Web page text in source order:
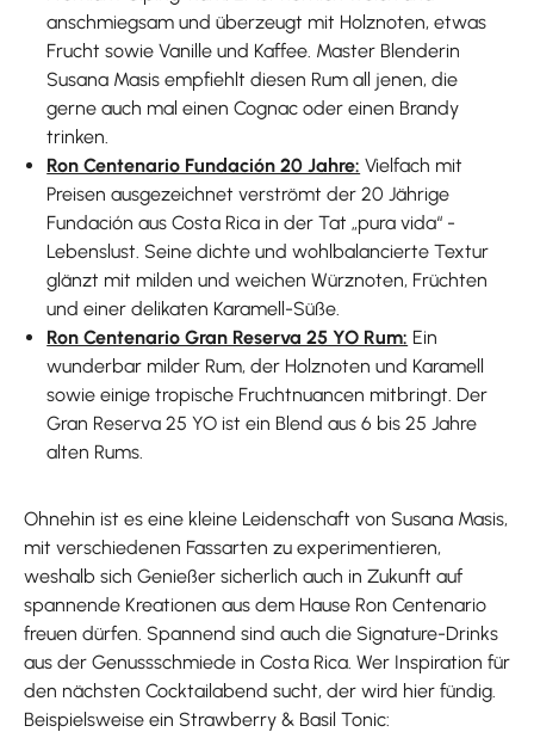
anschmiegsam und überzeugt mit Holznoten, etwas
Frucht sowie Vanille und Kaffee. Master Blenderin
Susana Masis empfiehlt diesen Rum all jenen, die
gerne auch mal einen Cognac oder einen Brandy
trinken.
Ron Centenario Fundación 20 Jahre: Vielfach mit
Preisen ausgezeichnet verströmt der 20 Jährige
Fundación aus Costa Rica in der Tat „pura vida“ -
Lebenslust. Seine dichte und wohlbalancierte Textur
glänzt mit milden und weichen Würznoten, Früchten
und einer delikaten Karamell-Süße.
Ron Centenario Gran Reserva 25 YO Rum: Ein
wunderbar milder Rum, der Holznoten und Karamell
sowie einige tropische Fruchtnuancen mitbringt. Der
Gran Reserva 25 YO ist ein Blend aus 6 bis 25 Jahre
alten Rums.
Ohnehin ist es eine kleine Leidenschaft von Susana Masis,
mit verschiedenen Fassarten zu experimentieren,
weshalb sich Genießer sicherlich auch in Zukunft auf
spannende Kreationen aus dem Hause Ron Centenario
freuen dürfen. Spannend sind auch die Signature-Drinks
aus der Genussschmiede in Costa Rica. Wer Inspiration für
den nächsten Cocktailabend sucht, der wird hier fündig.
Beispielsweise ein Strawberry & Basil Tonic: